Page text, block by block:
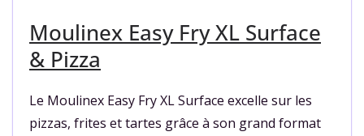
Moulinex Easy Fry XL Surface
& Pizza
Le Moulinex Easy Fry XL Surface excelle sur les
pizzas, frites et tartes grâce à son grand format